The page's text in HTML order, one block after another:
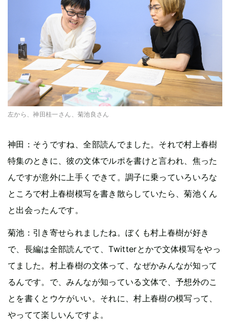
左から、神田桂一さん、菊池良さん
神田：そうですね、全部読んでました。それで村上春樹
特集のときに、彼の文体でルポを書けと言われ、焦った
んですが意外に上手くできて。調子に乗っていろいろな
ところで村上春樹模写を書き散らしていたら、菊池くん
と出会ったんです。
菊池：引き寄せられましたね。ぼくも村上春樹が好き
で、長編は全部読んでて、Twitterとかで文体模写をやっ
てました。村上春樹の文体って、なぜかみんなが知って
るんです。で、みんなが知っている文体で、予想外のこ
とを書くとウケがいい。それに、村上春樹の模写って、
やってて楽しいんですよ。